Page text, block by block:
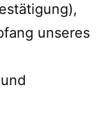
unseres